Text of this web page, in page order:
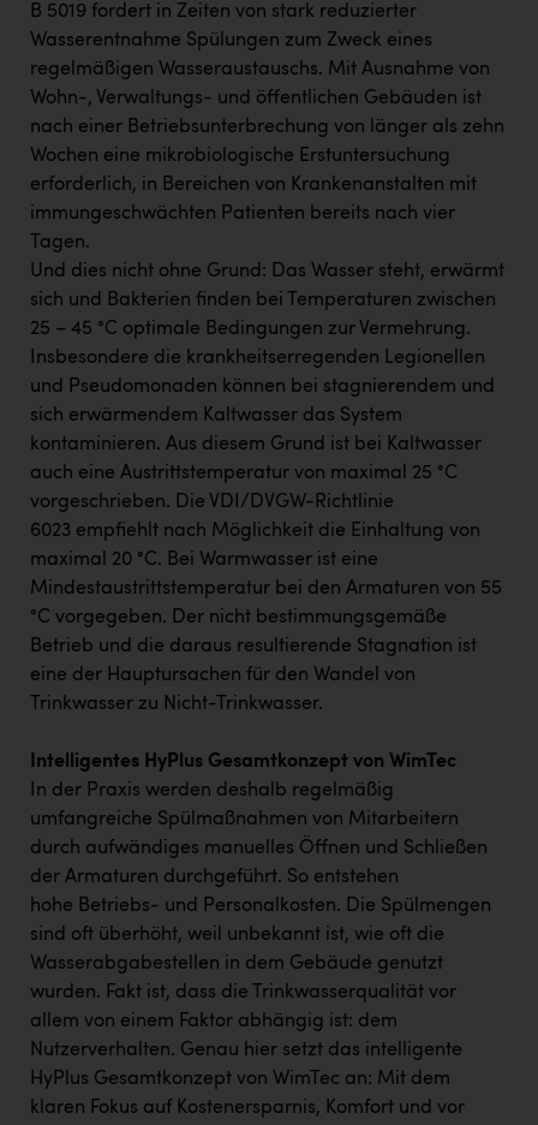
B 5019 fordert in Zeiten von stark reduzierter
Wasserentnahme Spülungen zum Zweck eines
regelmäßigen Wasseraustauschs. Mit Ausnahme von
Wohn-, Verwaltungs- und öffentlichen Gebäuden ist
nach einer Betriebsunterbrechung von länger als zehn
Wochen eine mikrobiologische Erstuntersuchung
erforderlich, in Bereichen von Krankenanstalten mit
immungeschwächten Patienten bereits nach vier
Tagen.
Und dies nicht ohne Grund: Das Wasser steht, erwärmt
sich und Bakterien finden bei Temperaturen zwischen
25 – 45 °C optimale Bedingungen zur Vermehrung.
Insbesondere die krankheitserregenden Legionellen
und Pseudomonaden können bei stagnierendem und
sich erwärmendem Kaltwasser das System
kontaminieren. Aus diesem Grund ist bei Kaltwasser
auch eine Austrittstemperatur von maximal 25 °C
vorgeschrieben. Die VDI/DVGW-Richtlinie
6023 empfiehlt nach Möglichkeit die Einhaltung von
maximal 20 °C. Bei Warmwasser ist eine
Mindestaustrittstemperatur bei den Armaturen von 55
°C vorgegeben. Der nicht bestimmungsgemäße
Betrieb und die daraus resultierende Stagnation ist
eine der Hauptursachen für den Wandel von
Trinkwasser zu Nicht-Trinkwasser.
Intelligentes HyPlus Gesamtkonzept von WimTec
In der Praxis werden deshalb regelmäßig
umfangreiche Spülmaßnahmen von Mitarbeitern
durch aufwändiges manuelles Öffnen und Schließen
der Armaturen durchgeführt. So entstehen
hohe Betriebs- und Personalkosten. Die Spülmengen
sind oft überhöht, weil unbekannt ist, wie oft die
Wasserabgabestellen in dem Gebäude genutzt
wurden. Fakt ist, dass die Trinkwasserqualität vor
allem von einem Faktor abhängig ist: dem
Nutzerverhalten. Genau hier setzt das intelligente
HyPlus Gesamtkonzept von WimTec an: Mit dem
klaren Fokus auf Kostenersparnis, Komfort und vor